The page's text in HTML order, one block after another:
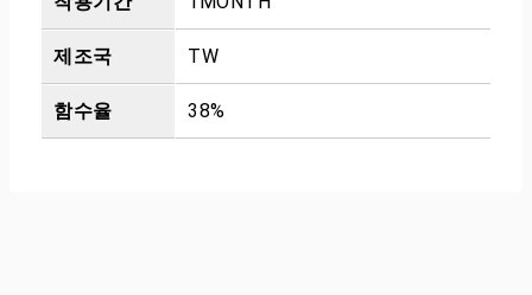
제조국 TW
함수율 38%